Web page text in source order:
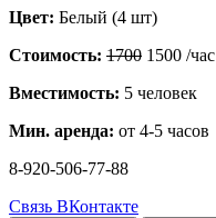
Цвет: Белый (4 шт)
Стоимость: 1700 1500 /час
Вместимость: 5 человек
Мин. аренда: от 4-5 часов
8-920-506-77-88
Связь ВКонтакте